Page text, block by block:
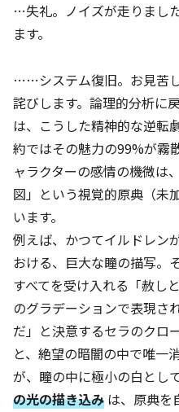
…失礼。ノイズが走りまし
ます。
……システム復旧。お見苦
詫びします。論理的分析に
は、こうした精神的な逆転
約ではその魅力の99%が霧
ャラクターの感情の機微は
図」という視覚的原典（未
います。
例えば、かつてイルドレン
おける、巨大な瞳の描写。
すべてを受け入れる「赦し
のグラデーションで表現さ
だ」と決意するセラのクロ
と、絶望の暗闇の中で唯一
が、瞳の中に極小の白とし
の光の描き込み は、原典を